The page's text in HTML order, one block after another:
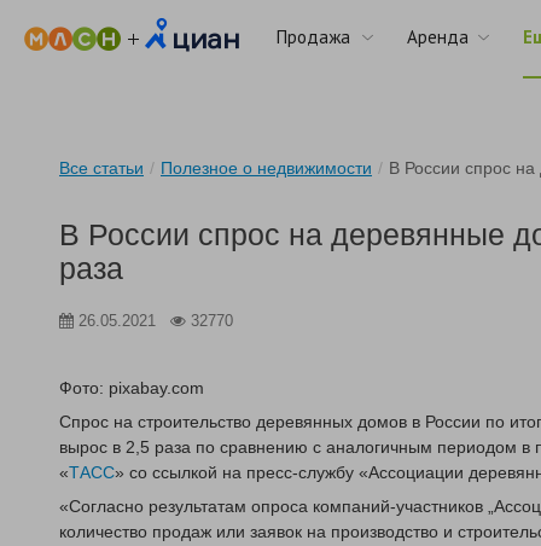
Продажа Аренда
Все статьи / Полезное о недвижимости / В России спрос
В России спрос на деревянные
раза
26.05.2021 32770
Фото: pixabay.com
Спрос на строительство деревянных домов в России по
вырос в 2,5 раза по сравнению с аналогичным периодом
«ТАСС» со ссылкой на пресс-службу «Ассоциации
«Согласно результатам опроса компаний-участников
количество продаж или заявок на производство и